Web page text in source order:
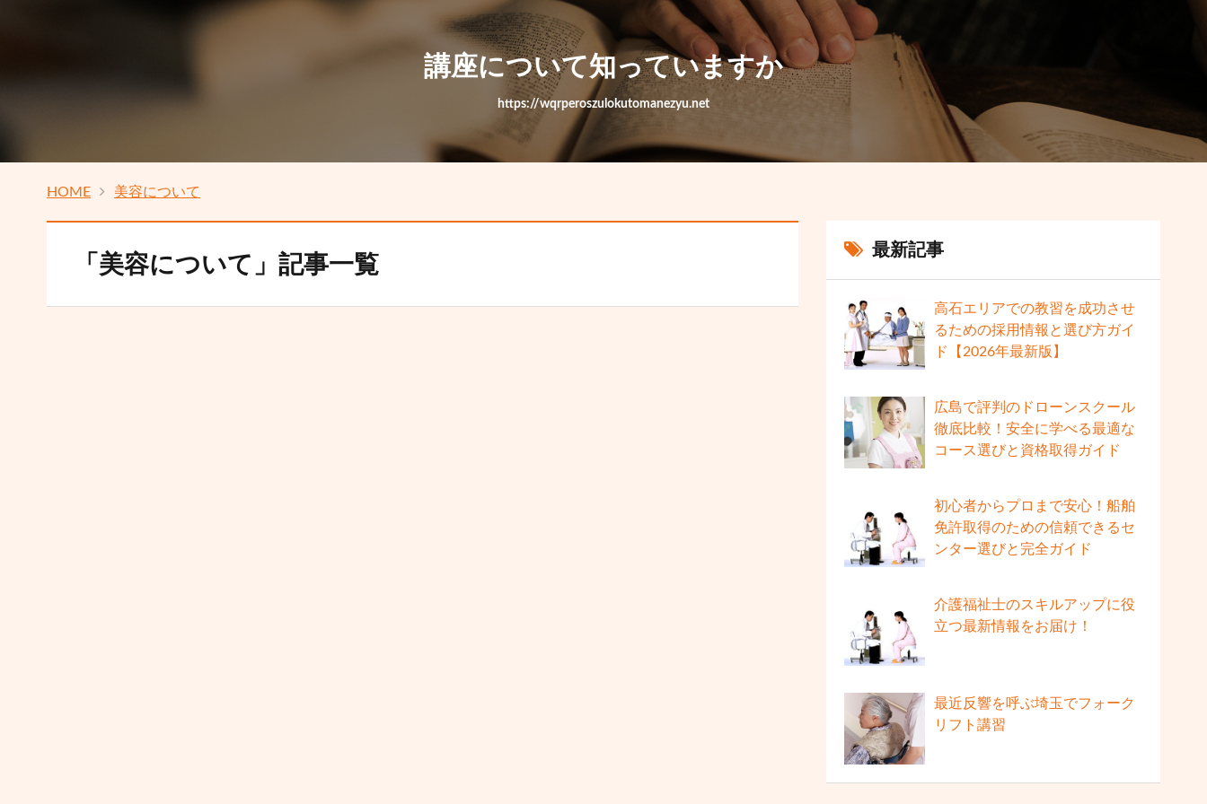
講座について知っていますか
https://wqrperoszulokutomanezyu.net
HOME 美容について
「美容について」記事一覧 最新記事
高石エリアでの教習を成功させ
るための採用情報と選び方ガイ
ド【2026年最新版】
広島で評判のドローンスクール
徹底比較！安全に学べる最適な
コース選びと資格取得ガイド
初心者からプロまで安心！船舶
免許取得のための信頼できるセ
ンター選びと完全ガイド
介護福祉士のスキルアップに役
立つ最新情報をお届け！
最近反響を呼ぶ埼玉でフォーク
リフト講習